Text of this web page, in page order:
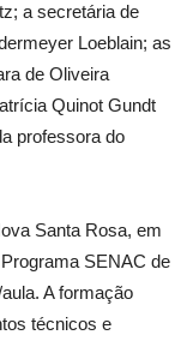
a secretária de
Loeblain; as
de Oliveira
Quinot Gundt
professora do
Santa Rosa, em
SENAC de
A formação
técnicos e